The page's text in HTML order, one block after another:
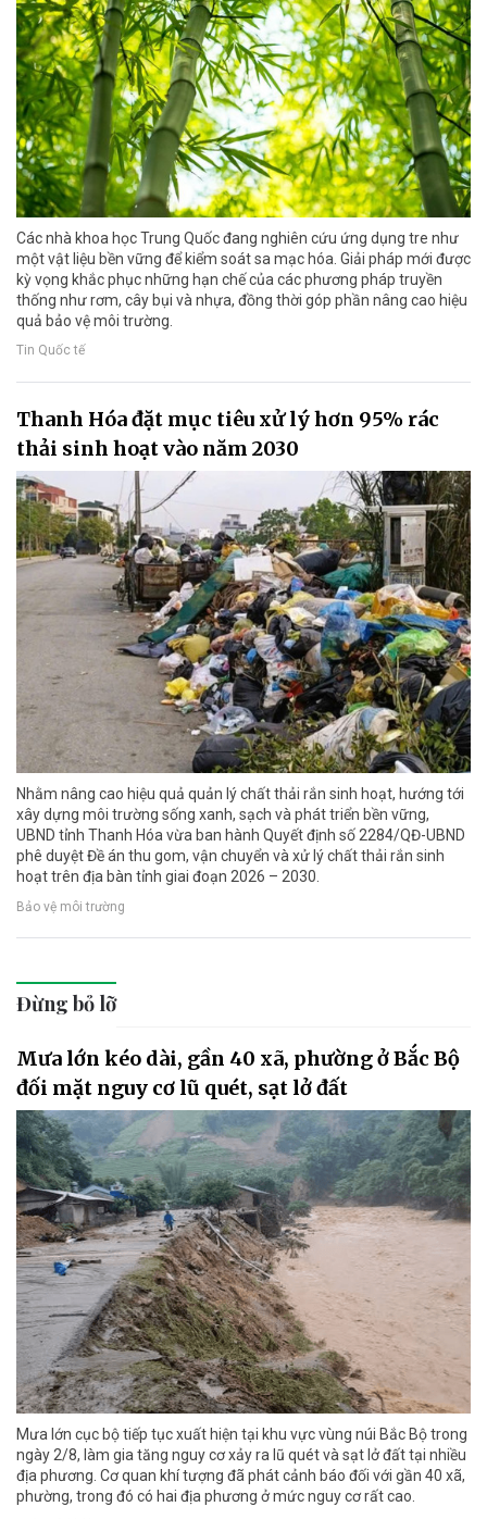
Các nhà khoa học Trung Quốc đang nghiên cứu ứng dụng tre như
một vật liệu bền vững để kiểm soát sa mạc hóa. Giải pháp mới được
kỳ vọng khắc phục những hạn chế của các phương pháp truyền
thống như rơm, cây bụi và nhựa, đồng thời góp phần nâng cao hiệu
quả bảo vệ môi trường.
Tin Quốc tế
Thanh Hóa đặt mục tiêu xử lý hơn 95% rác
thải sinh hoạt vào năm 2030
Nhằm nâng cao hiệu quả quản lý chất thải rắn sinh hoạt, hướng tới
xây dựng môi trường sống xanh, sạch và phát triển bền vững,
UBND tỉnh Thanh Hóa vừa ban hành Quyết định số 2284/QĐ-UBND
phê duyệt Đề án thu gom, vận chuyển và xử lý chất thải rắn sinh
hoạt trên địa bàn tỉnh giai đoạn 2026 – 2030.
Bảo vệ môi trường
Đừng bỏ lỡ
Mưa lớn kéo dài, gần 40 xã, phường ở Bắc Bộ
đối mặt nguy cơ lũ quét, sạt lở đất
Mưa lớn cục bộ tiếp tục xuất hiện tại khu vực vùng núi Bắc Bộ trong
ngày 2/8, làm gia tăng nguy cơ xảy ra lũ quét và sạt lở đất tại nhiều
địa phương. Cơ quan khí tượng đã phát cảnh báo đối với gần 40 xã,
phường, trong đó có hai địa phương ở mức nguy cơ rất cao.